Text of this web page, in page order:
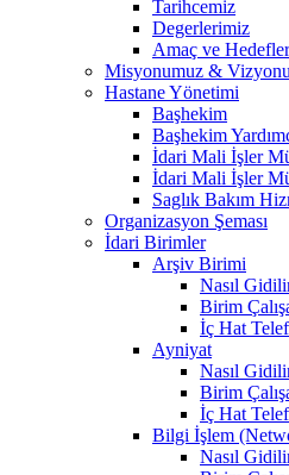
Tarihcemiz
Degerlerimiz
Amaç ve
Misyonumuz &
Hastane Yönetimi
Başhekim
Başhekim
İdari Mali İşler
İdari Mali İşler
Saglık Bakım
Organizasyon Şeması
İdari Birimler
Arşiv Birimi
Nasıl
Birim
İç Hat
Ayniyat
Nasıl
Birim
İç Hat
Bilgi İşlem
Nasıl